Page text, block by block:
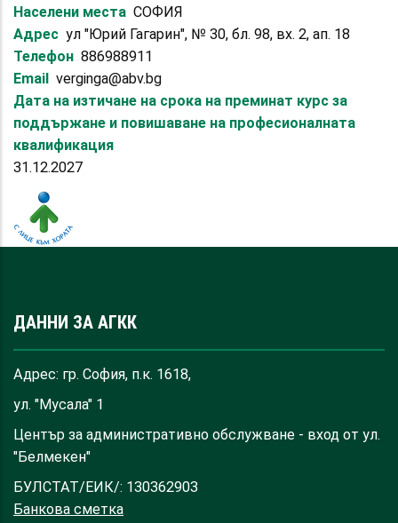
Населени места СОФИЯ
Адрес ул "Юрий Гагарин", № 30, бл. 98, вх. 2, ап. 18
Телефон 886988911
Email
verginga@abv.bg
Дата на изтичане на срока на преминат курс за
поддържане и повишаване на професионалната
квалификация
31.12.2027
ДАННИ ЗА АГКК
Адрес: гр. София, п.к. 1618,
ул. "Мусала" 1
Център за административно обслужване - вход от ул.
"Белмекен"
БУЛСТАТ/ЕИК/: 130362903
Банкова сметка